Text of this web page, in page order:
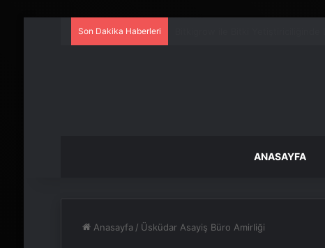
Son Dakika Haberleri
ANASAYFA
Anasayfa / Üsküdar Asayiş Büro Amirliği